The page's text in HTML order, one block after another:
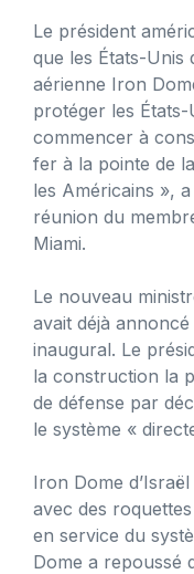
Le président
que les États-Unis
aérienne Iron
protéger les
commencer à
fer à la pointe de
les Américains »,
réunion du
Miami.
Le nouveau
avait déjà
inaugural. Le
la construction la
de défense par
le système «
Iron Dome
avec des
en service du
Dome a repoussé